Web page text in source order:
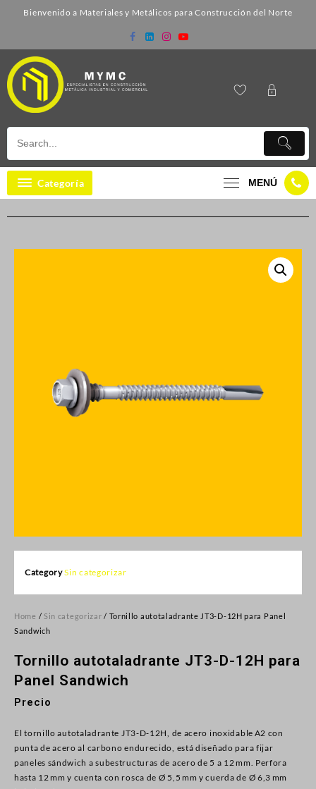
Bienvenido a Materiales y Metálicos para Construcción del Norte
Categoría MENÚ
CategorySin categorizar
Home / Sin categorizar / Tornillo autotaladrante JT3-D-12H para Panel
Sandwich
Tornillo autotaladrante JT3-D-12H para
Panel Sandwich
Precio
El tornillo autotaladrante JT3‑D‑12H, de acero inoxidable A2 con
punta de acero al carbono endurecido, está diseñado para fijar
paneles sándwich a subestructuras de acero de 5 a 12 mm. Perfora
hasta 12 mm y cuenta con rosca de Ø 5,5 mm y cuerda de Ø 6,3 mm